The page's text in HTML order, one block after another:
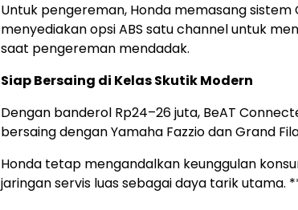
Untuk pengereman, Honda memasang sistem
menyediakan opsi ABS satu channel untuk
saat pengereman mendadak.
Siap Bersaing di Kelas Skutik Modern
Dengan banderol Rp24–26 juta, BeAT
bersaing dengan Yamaha Fazzio dan Grand
Honda tetap mengandalkan keunggulan
jaringan servis luas sebagai daya tarik utama.